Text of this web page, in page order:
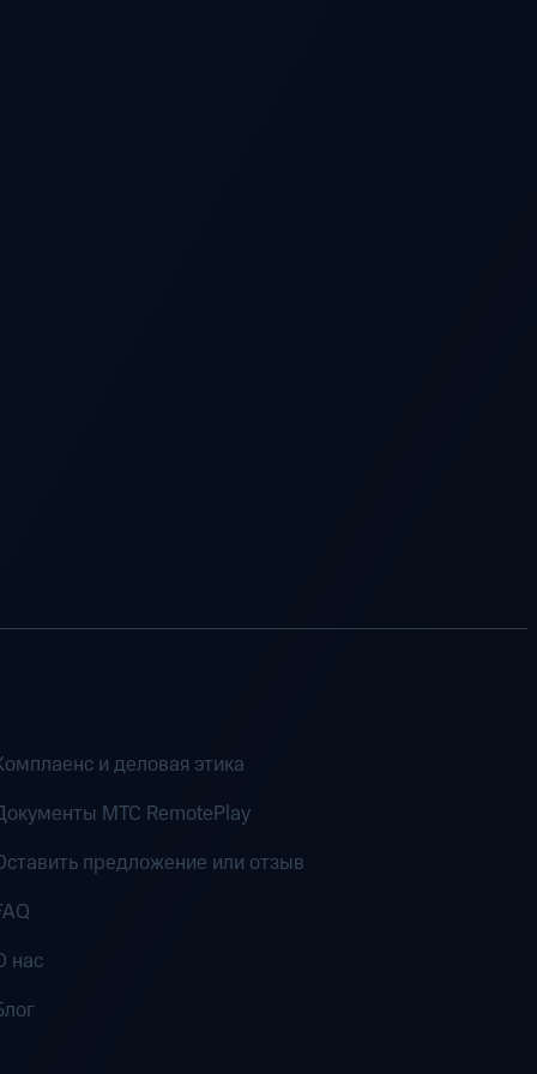
и деловая этика
MTC RemotePlay
предложение или отзыв
нас